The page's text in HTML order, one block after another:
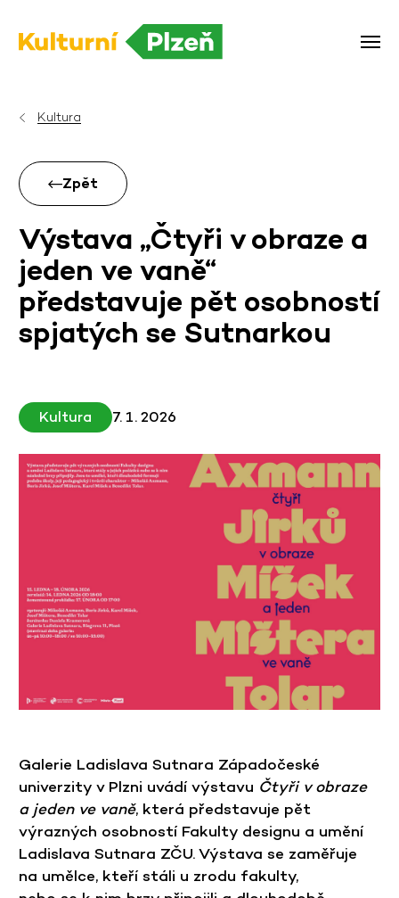
Kultura
Zpět
Výstava „Čtyři v obraze a
jeden ve vaně“
představuje pět osobností
spjatých se Sutnarkou
Kultura 7. 1. 2026
Galerie Ladislava Sutnara Západočeské
univerzity v Plzni uvádí výstavu Čtyři v obraze
a jeden ve vaně, která představuje pět
výrazných osobností Fakulty designu a umění
Ladislava Sutnara ZČU. Výstava se zaměřuje
na umělce, kteří stáli u zrodu fakulty,